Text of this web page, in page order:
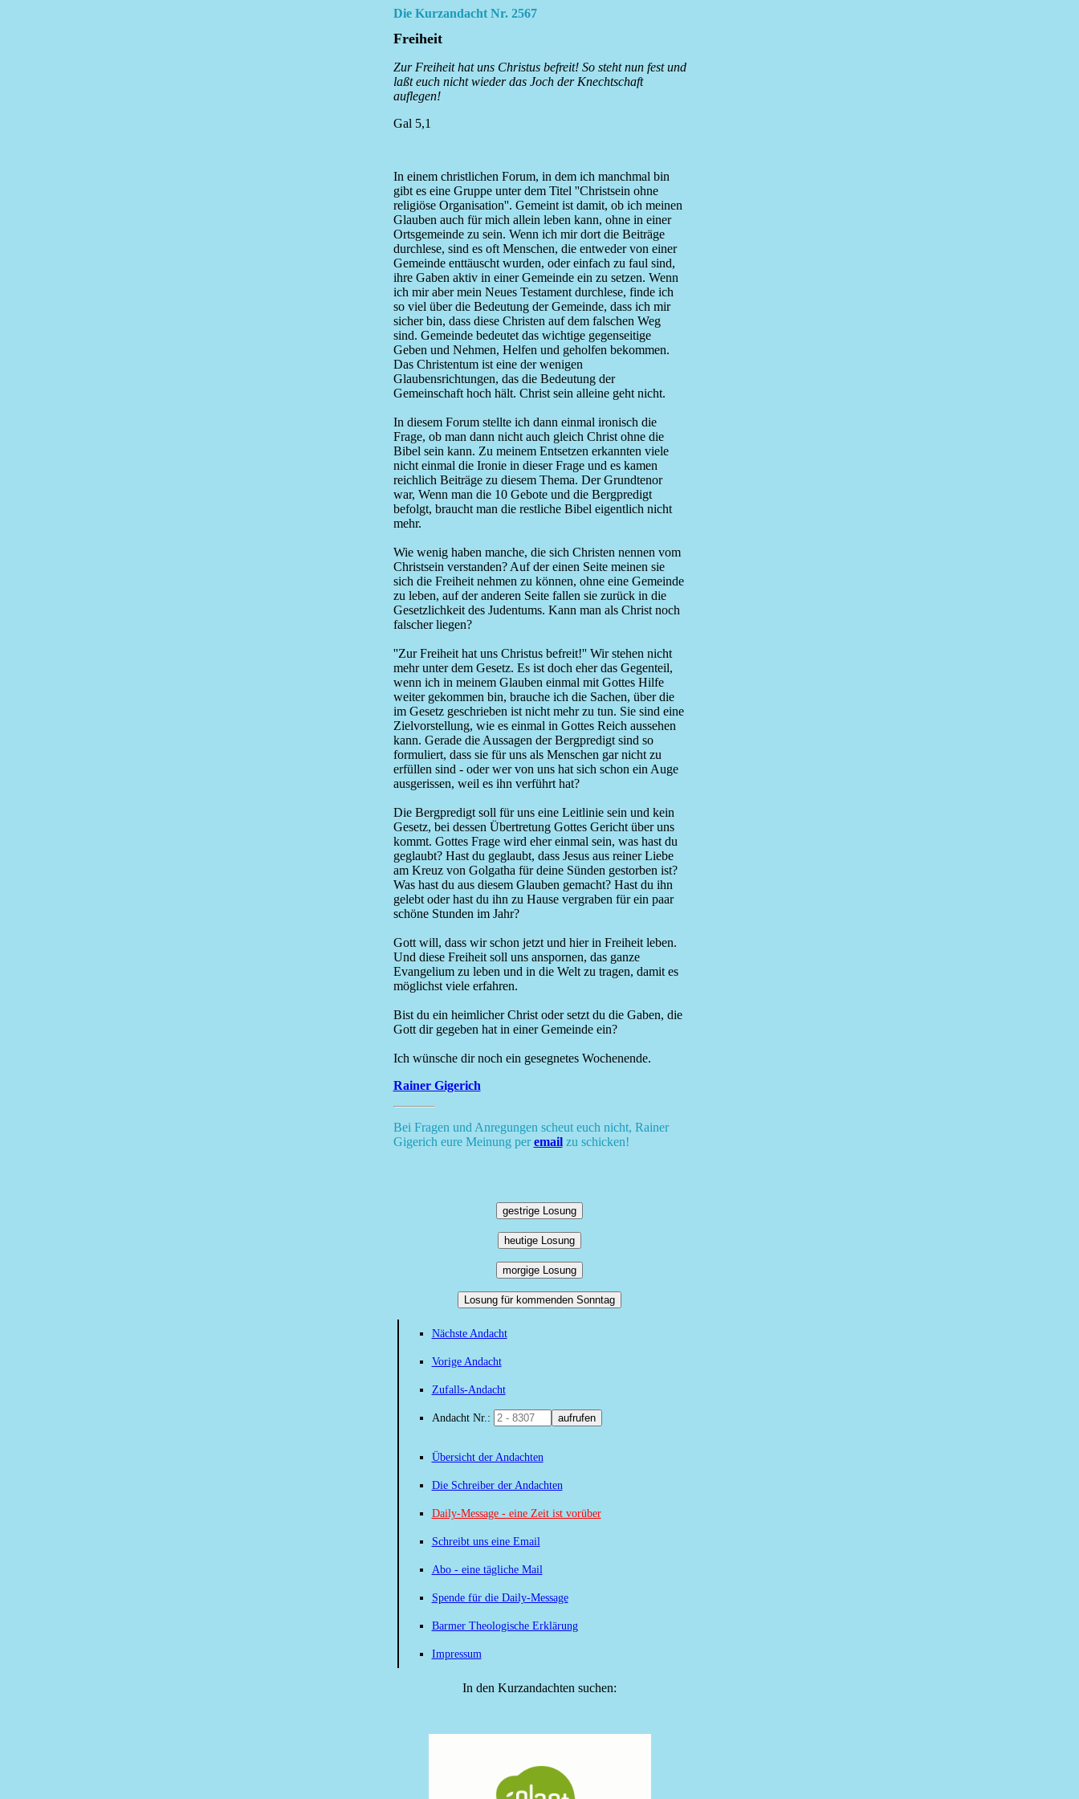
Die Kurzandacht Nr. 2567
Freiheit
Zur Freiheit hat uns Christus befreit! So steht nun fest und
laßt euch nicht wieder das Joch der Knechtschaft
auflegen!
Gal 5,1
In einem christlichen Forum, in dem ich manchmal bin
gibt es eine Gruppe unter dem Titel ''Christsein ohne
religiöse Organisation''. Gemeint ist damit, ob ich meinen
Glauben auch für mich allein leben kann, ohne in einer
Ortsgemeinde zu sein. Wenn ich mir dort die Beiträge
durchlese, sind es oft Menschen, die entweder von einer
Gemeinde enttäuscht wurden, oder einfach zu faul sind,
ihre Gaben aktiv in einer Gemeinde ein zu setzen. Wenn
ich mir aber mein Neues Testament durchlese, finde ich
so viel über die Bedeutung der Gemeinde, dass ich mir
sicher bin, dass diese Christen auf dem falschen Weg
sind. Gemeinde bedeutet das wichtige gegenseitige
Geben und Nehmen, Helfen und geholfen bekommen.
Das Christentum ist eine der wenigen
Glaubensrichtungen, das die Bedeutung der
Gemeinschaft hoch hält. Christ sein alleine geht nicht.
In diesem Forum stellte ich dann einmal ironisch die
Frage, ob man dann nicht auch gleich Christ ohne die
Bibel sein kann. Zu meinem Entsetzen erkannten viele
nicht einmal die Ironie in dieser Frage und es kamen
reichlich Beiträge zu diesem Thema. Der Grundtenor
war, Wenn man die 10 Gebote und die Bergpredigt
befolgt, braucht man die restliche Bibel eigentlich nicht
mehr.
Wie wenig haben manche, die sich Christen nennen vom
Christsein verstanden? Auf der einen Seite meinen sie
sich die Freiheit nehmen zu können, ohne eine Gemeinde
zu leben, auf der anderen Seite fallen sie zurück in die
Gesetzlichkeit des Judentums. Kann man als Christ noch
falscher liegen?
''Zur Freiheit hat uns Christus befreit!'' Wir stehen nicht
mehr unter dem Gesetz. Es ist doch eher das Gegenteil,
wenn ich in meinem Glauben einmal mit Gottes Hilfe
weiter gekommen bin, brauche ich die Sachen, über die
im Gesetz geschrieben ist nicht mehr zu tun. Sie sind eine
Zielvorstellung, wie es einmal in Gottes Reich aussehen
kann. Gerade die Aussagen der Bergpredigt sind so
formuliert, dass sie für uns als Menschen gar nicht zu
erfüllen sind - oder wer von uns hat sich schon ein Auge
ausgerissen, weil es ihn verführt hat?
Die Bergpredigt soll für uns eine Leitlinie sein und kein
Gesetz, bei dessen Übertretung Gottes Gericht über uns
kommt. Gottes Frage wird eher einmal sein, was hast du
geglaubt? Hast du geglaubt, dass Jesus aus reiner Liebe
am Kreuz von Golgatha für deine Sünden gestorben ist?
Was hast du aus diesem Glauben gemacht? Hast du ihn
gelebt oder hast du ihn zu Hause vergraben für ein paar
schöne Stunden im Jahr?
Gott will, dass wir schon jetzt und hier in Freiheit leben.
Und diese Freiheit soll uns anspornen, das ganze
Evangelium zu leben und in die Welt zu tragen, damit es
möglichst viele erfahren.
Bist du ein heimlicher Christ oder setzt du die Gaben, die
Gott dir gegeben hat in einer Gemeinde ein?
Ich wünsche dir noch ein gesegnetes Wochenende.
Rainer Gigerich
Bei Fragen und Anregungen scheut euch nicht, Rainer
Gigerich eure Meinung peremailzu schicken!
gestrige Losung
heutige Losung
morgige Losung
Losung für kommenden Sonntag
Nächste Andacht
Vorige Andacht
Zufalls-Andacht
Andacht Nr.: aufrufen
Übersicht der Andachten
Die Schreiber der Andachten
Daily-Message - eine Zeit ist vorüber
Schreibt uns eine Email
Abo - eine tägliche Mail
Spende für die Daily-Message
Barmer Theologische Erklärung
Impressum
In den Kurzandachten suchen: